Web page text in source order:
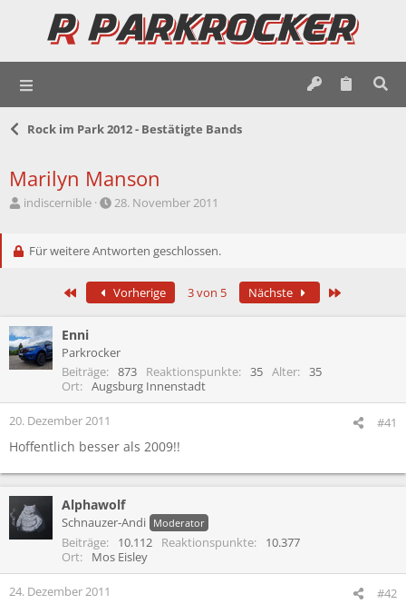
Rock im Park 2012 - Bestätigte Bands
Marilyn Manson
E
t
r
indiscernible
E
t
l
l
m
28. November 2011
Für weitere Antworten geschlossen.
Erste Vorherige 3 von 5 Nächste
Enni
Parkrocker
Beiträge
873 Reaktionspunkte 35 Alter
35
Ort
Augsburg Innenstadt
20. Dezember 2011 #41
Hoffentlich besser als 2009!!
Alphawolf
Schnauzer-Andi Moderator
Beiträge 10.112 Reaktionspunkte
10.377
Ort
Mos Eisley
24. Dezember 2011 #42